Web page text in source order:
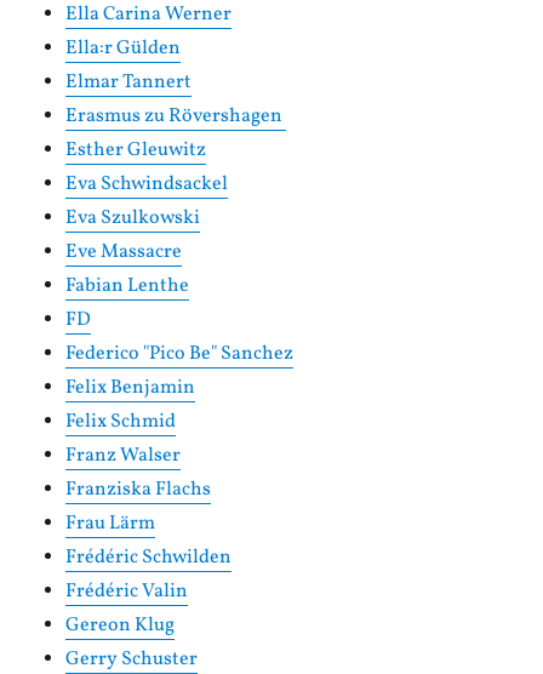
Ella Carina Werner
Ella:r Gülden
Elmar Tannert
Erasmus zu Rövershagen
Esther Gleuwitz
Eva Schwindsackel
Eva Szulkowski
Eve Massacre
Fabian Lenthe
FD
Federico "Pico Be" Sanchez
Felix Benjamin
Felix Schmid
Franz Walser
Franziska Flachs
Frau Lärm
Frédéric Schwilden
Frédéric Valin
Gereon Klug
Gerry Schuster